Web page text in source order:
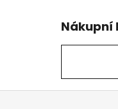
Nákupní